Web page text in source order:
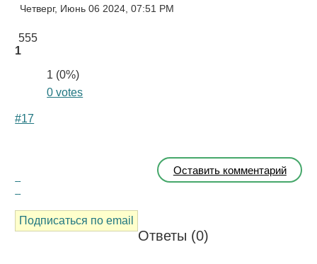
Четверг, Июнь 06 2024, 07:51 PM
555
1
1 (0%)
0 votes
#17
Оставить комментарий
Подписаться по email
Ответы (0)